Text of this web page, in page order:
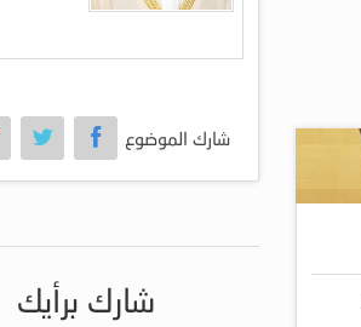
شارك الموضوع
شارك برأيك